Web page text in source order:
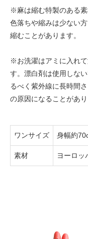
※麻は縮む特製のある
色落ちや縮みは少ない
縮むことがあります。
※お洗濯はアミに入れ
す。漂白剤は使用しな
るべく紫外線に長時間
の原因になることがあり
ワンサイズ 身幅約
素材 ヨーロッ